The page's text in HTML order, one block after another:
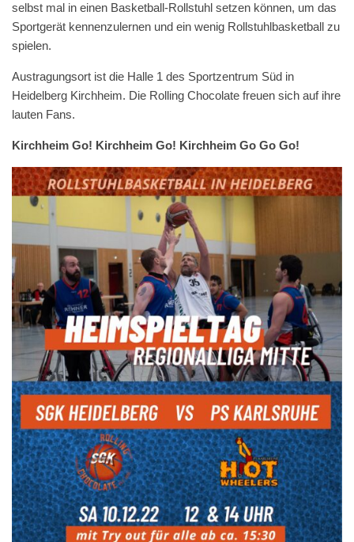
selbst mal in einen Basketball-Rollstuhl setzen können, um das
Sportgerät kennenzulernen und ein wenig Rollstuhlbasketball zu
spielen.
Austragungsort ist die Halle 1 des Sportzentrum Süd in
Heidelberg Kirchheim. Die Rolling Chocolate freuen sich auf ihre
lauten Fans.
Kirchheim Go! Kirchheim Go! Kirchheim Go Go Go!